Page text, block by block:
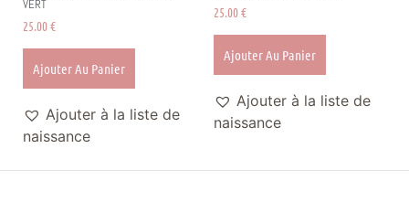
VERT
25.00€
Ajouter Au Panier
Ajouter à la liste de
naissance
25.00€
Ajouter Au Panier
Ajouter à la liste de
naissance